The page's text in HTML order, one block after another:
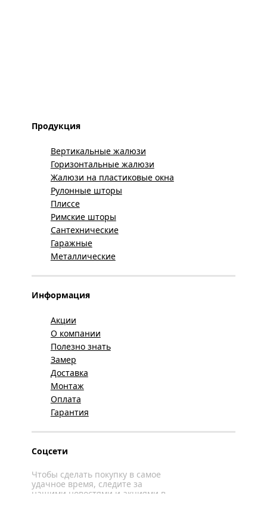
Продукция
Вертикальные жалюзи
Горизонтальные жалюзи
Жалюзи на пластиковые окна
Рулонные шторы
Плиссе
Римские шторы
Сантехнические
Гаражные
Металлические
Информация
Акции
О компании
Полезно знать
Замер
Доставка
Монтаж
Оплата
Гарантия
Соцсети
Чтобы сделать покупку в самое
удачное время, следите за
нашими новостями и акциями в